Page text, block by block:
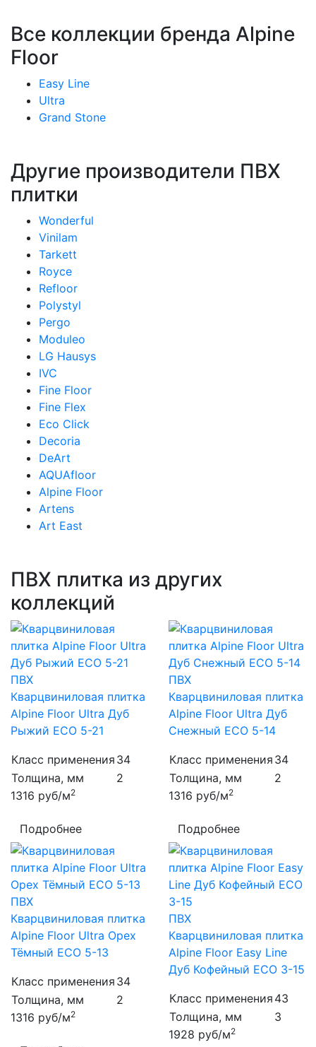
Все коллекции бренда Alpine
Floor
Easy Line
Ultra
Grand Stone
Другие производители ПВХ
плитки
Wonderful
Vinilam
Tarkett
Royce
Refloor
Polystyl
Pergo
Moduleo
LG Hausys
IVC
Fine Floor
Fine Flex
Eco Click
Decoria
DeArt
AQUAfloor
Alpine Floor
Artens
Art East
ПВХ плитка из других
коллекций
ПВХ
Кварцвиниловая плитка
Alpine Floor Ultra Дуб
Рыжий ECO 5-21
Класс применения 34
Толщина, мм
2
1316 руб/м2
Подробнее
ПВХ
Кварцвиниловая плитка
Alpine Floor Ultra Дуб
Снежный ECO 5-14
Класс применения 34
Толщина, мм
2
1316 руб/м2
Подробнее
ПВХ
Кварцвиниловая плитка
Alpine Floor Ultra Орех
Тёмный ECO 5-13
Класс применения 34
Толщина, мм
2
1316 руб/м2
ПВХ
Кварцвиниловая плитка
Alpine Floor Easy Line
Дуб Кофейный ECO 3-15
Класс применения 43
Толщина, мм
3
1928 руб/м2